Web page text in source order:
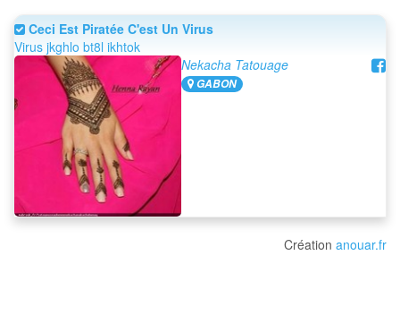
Ceci Est Piratée C'est Un Virus
Virus jkghlo bt8l ikhtok
Nekacha Tatouage
GABON
Création anouar.fr